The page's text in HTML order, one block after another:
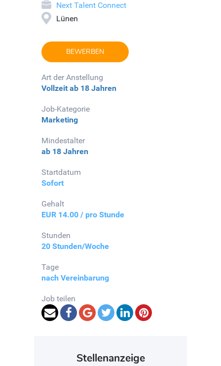
Next Talent Connect
Lünen
BEWERBEN
Art der Anstellung
Vollzeit ab 18 Jahren
Job-Kategorie
Marketing
Mindestalter
ab 18 Jahren
Startdatum
Sofort
Gehalt
EUR 14.00 / pro Stunde
Stunden
20 Stunden/Woche
Tage
nach Vereinbarung
Job teilen
Stellenanzeige